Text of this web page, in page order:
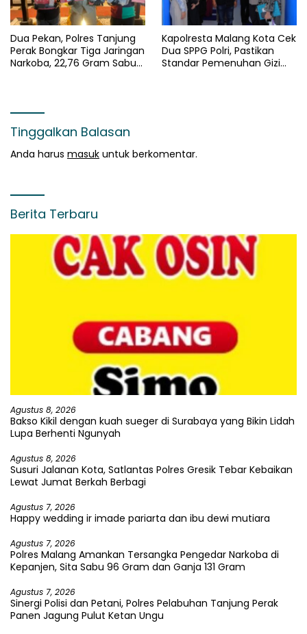
Dua Pekan, Polres Tanjung
Perak Bongkar Tiga Jaringan
Narkoba, 22,76 Gram Sabu
Kapolresta Malang Kota Cek
Dua SPPG Polri, Pastikan
Standar Pemenuhan Gizi
Tinggalkan Balasan
Anda harus masuk untuk berkomentar.
Berita Terbaru
Agustus 8, 2026
Bakso Kikil dengan kuah sueger di Surabaya yang Bikin Lidah
Lupa Berhenti Ngunyah
Agustus 8, 2026
Susuri Jalanan Kota, Satlantas Polres Gresik Tebar Kebaikan
Lewat Jumat Berkah Berbagi
Agustus 7, 2026
Happy wedding ir imade pariarta dan ibu dewi mutiara
Agustus 7, 2026
Polres Malang Amankan Tersangka Pengedar Narkoba di
Kepanjen, Sita Sabu 96 Gram dan Ganja 131 Gram
Agustus 7, 2026
Sinergi Polisi dan Petani, Polres Pelabuhan Tanjung Perak
Panen Jagung Pulut Ketan Ungu